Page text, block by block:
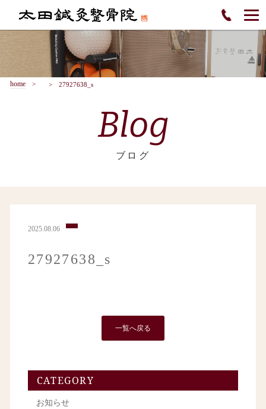
home 27927638_s
Blog
ブログ
2025.08.06
27927638_s
一覧へ戻る
CATEGORY
お知らせ